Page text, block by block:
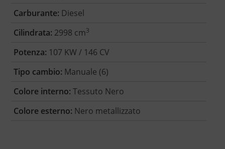
Carburante: Diesel
Cilindrata: 2998 cm3
Potenza: 107 KW / 146 CV
Tipo cambio: Manuale (6)
Colore interno: Tessuto Nero
Colore esterno: Nero metallizzato